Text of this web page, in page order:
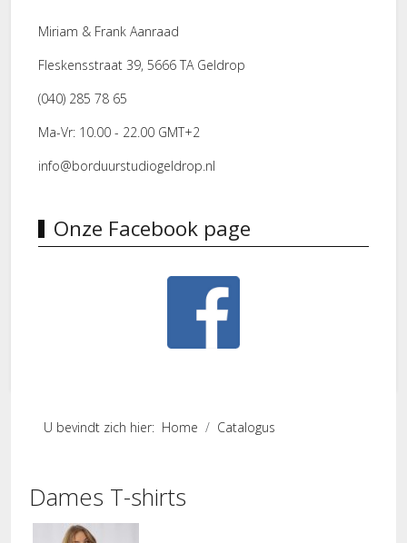
Miriam & Frank Aanraad
Fleskensstraat 39, 5666 TA Geldrop
(040) 285 78 65
Ma-Vr: 10.00 - 22.00 GMT+2
info@borduurstudiogeldrop.nl
Onze Facebook page
U bevindt zich hier: Home Catalogus
Dames T-shirts